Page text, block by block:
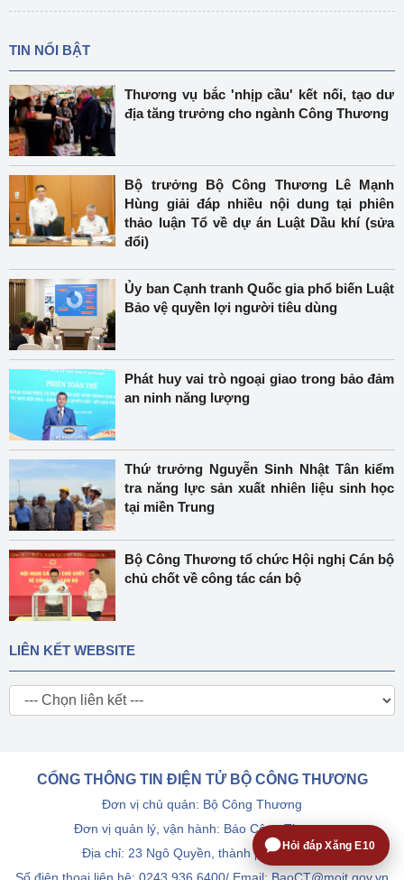
TIN NỔI BẬT
Thương vụ bắc 'nhịp cầu' kết nối, tạo dư
địa tăng trưởng cho ngành Công Thương
Bộ trưởng Bộ Công Thương Lê Mạnh
Hùng giải đáp nhiều nội dung tại phiên
thảo luận Tổ về dự án Luật Dầu khí (sửa
đổi)
Ủy ban Cạnh tranh Quốc gia phổ biến Luật
Bảo vệ quyền lợi người tiêu dùng
Phát huy vai trò ngoại giao trong bảo đảm
an ninh năng lượng
Thứ trưởng Nguyễn Sinh Nhật Tân kiểm
tra năng lực sản xuất nhiên liệu sinh học
tại miền Trung
Bộ Công Thương tổ chức Hội nghị Cán bộ
chủ chốt về công tác cán bộ
LIÊN KẾT WEBSITE
CỔNG THÔNG TIN ĐIỆN TỬ BỘ CÔNG THƯƠNG
Đơn vị chủ quản: Bộ Công Thương
Đơn vị quản lý, vận hành: Báo Công Thương
Địa chỉ: 23 Ngô Quyền, thành phố Hà Nội.
Hỏi đáp Xăng E10